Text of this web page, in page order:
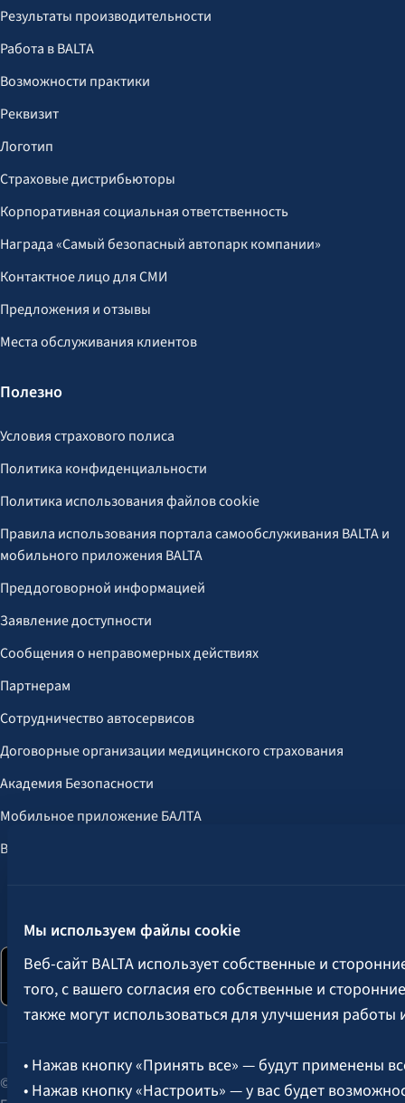
Мы используем файлы cookie
Веб-сайт BALTA использует собственные и
того, с вашего согласия его собственные и
также могут использоваться для улучшения работы
• Нажав кнопку «Принять все» — будут применены
• Нажав кнопку «Настроить» — у вас будет
Результаты производительности
Работа в BALTA
Возможности практики
Реквизит
Логотип
Страховые дистрибьюторы
Корпоративная социальная ответственность
Награда «Самый безопасный автопарк компании»
Контактное лицо для СМИ
Предложения и отзывы
Места обслуживания клиентов
Полезно
Условия страхового полиса
Политика конфиденциальности
Политика использования файлов cookie
Правила использования портала самообслуживания BALTA и
мобильного приложения BALTA
Преддоговорной информацией
Заявление доступности
Сообщения о неправомерных действиях
Партнерам
Сотрудничество автосервисов
Договорные организации медицинского страхования
Академия Безопасности
Мобильное приложение БАЛТА
Выгоды для клиентов
© 2026 AAS BALTA | улица Сканстес 25, Рига, LV-1013, Латвия.